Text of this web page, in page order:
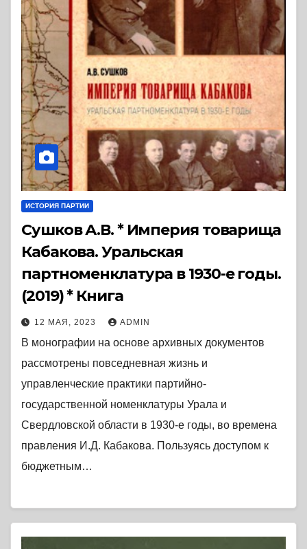
ИСТОРИЯ ПАРТИИ
Сушков А.В. * Империя товарища
Кабакова. Уральская
партноменклатура в 1930-е годы.
(2019) * Книга
12 МАЯ, 2023 ADMIN
В монографии на основе архивных документов
рассмотрены повседневная жизнь и
управленческие практики партийно-
государственной номенклатуры Урала и
Свердловской области в 1930-е годы, во времена
правления И.Д. Кабакова. Пользуясь доступом к
бюджетным…